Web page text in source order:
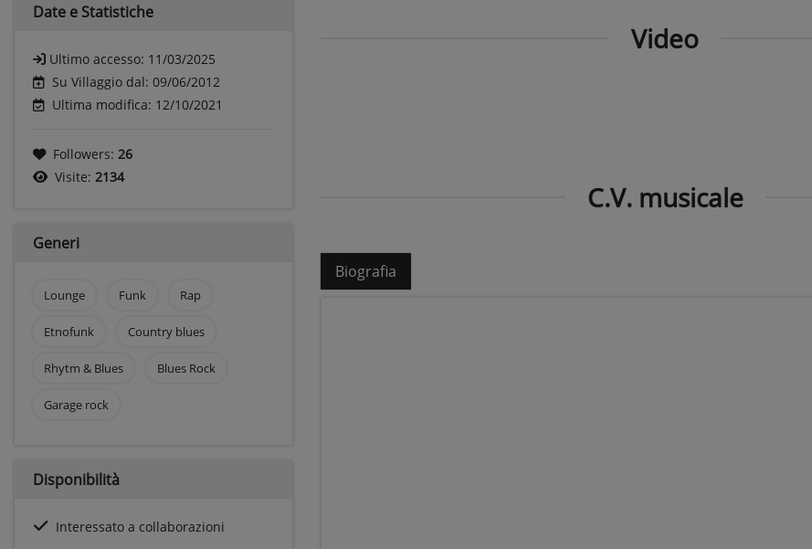
Date e Statistiche
Ultimo accesso: 11/03/2025
Su Villaggio dal: 09/06/2012
Ultima modifica: 12/10/2021
Followers: 26
Visite: 2134
Generi
Lounge Funk Rap
Etnofunk Country blues
Rhytm & Blues Blues Rock
Garage rock
Disponibilità
Interessato a collaborazioni
Video
C.V. musicale
Biografia